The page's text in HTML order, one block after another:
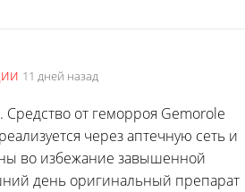
11 дней назад
Средство от геморроя Gemorole
через аптечную сеть и
во избежание завышенной
день оригинальный препарат